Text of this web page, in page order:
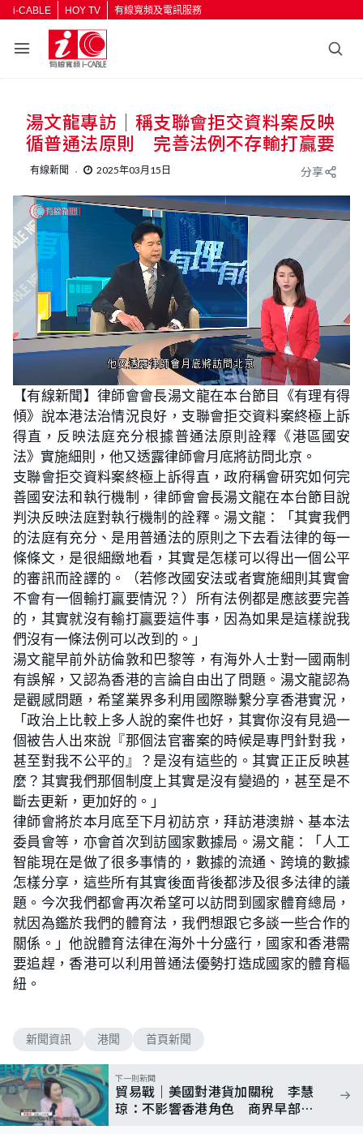
i-CABLE HOY TV 有線寬頻及電訊服務
湯文龍專訪｜稱支聯會拒交資料案反映
循普通法原則 完善法例不存輸打贏要
有線新聞 2025年03月15日 分享
n
m
t
e
o
a
d
e
d
:
2
0
.
6
9
%
【有線新聞】律師會會長湯文龍在本台節目《有理有得
傾》說本港法治情況良好，支聯會拒交資料案終極上訴
得直，反映法庭充分根據普通法原則詮釋《港區國安
法》實施細則，他又透露律師會月底將訪問北京。
支聯會拒交資料案終極上訴得直，政府稱會研究如何完
善國安法和執行機制，律師會會長湯文龍在本台節目說
判決反映法庭對執行機制的詮釋。湯文龍：「其實我們
的法庭有充分、是用普通法的原則之下去看法律的每一
條條文，是很細緻地看，其實是怎樣可以得出一個公平
的審訊而詮譯的。（若修改國安法或者實施細則其實會
不會有一個輸打贏要情況？）所有法例都是應該要完善
的，其實就沒有輸打贏要這件事，因為如果是這樣說我
們沒有一條法例可以改到的。」
湯文龍早前外訪倫敦和巴黎等，有海外人士對一國兩制
有誤解，又認為香港的言論自由出了問題。湯文龍認為
是觀感問題，希望業界多利用國際聯繫分享香港實況，
「政治上比較上多人說的案件也好，其實你沒有見過一
個被告人出來說『那個法官審案的時候是專門針對我，
甚至對我不公平的』？是沒有這些的。其實正正反映甚
麼？其實我們那個制度上其實是沒有變過的，甚至是不
斷去更新，更加好的。」
律師會將於本月底至下月初訪京，拜訪港澳辦、基本法
委員會等，亦會首次到訪國家數據局。湯文龍：「人工
智能現在是做了很多事情的，數據的流通、跨境的數據
怎樣分享，這些所有其實後面背後都涉及很多法律的議
題。今次我們都會再次希望可以訪問到國家體育總局，
就因為鑑於我們的體育法，我們想跟它多談一些合作的
關係。」他說體育法律在海外十分盛行，國家和香港需
要追趕，香港可以利用普通法優勢打造成國家的體育樞
紐。
新聞資訊 港聞 首頁新聞
下一則新聞
貿易戰｜美國對港貨加關稅 李慧
琼：不影響香港角色 商界早部署